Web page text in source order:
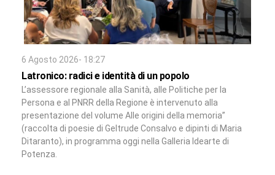
6 Agosto 2026- 18:27
Latronico: radici e identità di un popolo
L’assessore regionale alla Sanità, alle Politiche per la
Persona e al PNRR della Regione è intervenuto alla
presentazione del volume Alle origini della memoria”
(raccolta di poesie di Geltrude Consalvo e dipinti di Maria
Ditaranto), in programma oggi nella Galleria Idearte di
Potenza.